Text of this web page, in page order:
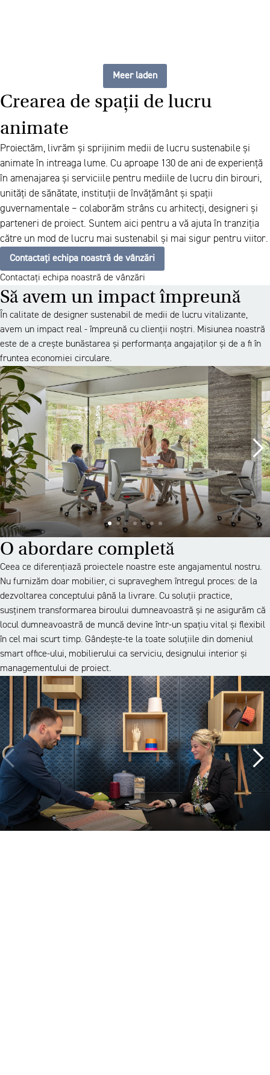
Meer laden
Crearea de spații de lucru
animate
Proiectăm, livrăm și sprijinim medii de lucru sustenabile și
animate în intreaga lume. Cu aproape 130 de ani de experiență
în amenajarea și serviciile pentru mediile de lucru din birouri,
unități de sănătate, instituții de învățământ și spații
guvernamentale – colaborăm strâns cu arhitecți, designeri și
parteneri de proiect. Suntem aici pentru a vă ajuta în tranziția
către un mod de lucru mai sustenabil și mai sigur pentru viitor.
Contactați echipa noastră de vânzări
Contactați echipa noastră de vânzări
Să avem un impact împreună
În calitate de designer sustenabil de medii de lucru vitalizante,
avem un impact real - împreună cu clienții noștri. Misiunea noastră
este de a crește bunăstarea și performanța angajaților și de a fi în
fruntea economiei circulare.
O abordare completă
Ceea ce diferențiază proiectele noastre este angajamentul nostru.
Nu furnizăm doar mobilier, ci supraveghem întregul proces: de la
dezvoltarea conceptului până la livrare. Cu soluții practice,
susținem transformarea biroului dumneavoastră și ne asigurăm că
locul dumneavoastră de muncă devine într-un spațiu vital și flexibil
în cel mai scurt timp. Gândește-te la toate soluțiile din domeniul
smart office-ului, mobilierului ca serviciu, designului interior și
managementului de proiect.